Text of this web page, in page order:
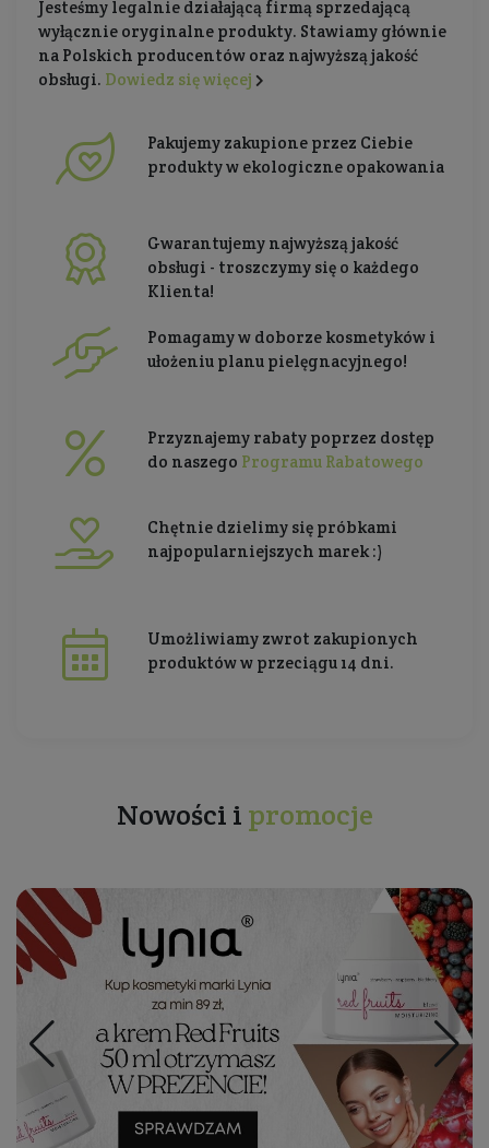
Jesteśmy legalnie działającą firmą sprzedającą
wyłącznie oryginalne produkty. Stawiamy głównie
na Polskich producentów oraz najwyższą jakość
obsługi. Dowiedz się więcej
Pakujemy zakupione przez Ciebie
produkty w ekologiczne opakowania
Gwarantujemy najwyższą jakość
obsługi - troszczymy się o każdego
Klienta!
Pomagamy w doborze kosmetyków i
ułożeniu planu pielęgnacyjnego!
Przyznajemy rabaty poprzez dostęp
do naszego Programu Rabatowego
Chętnie dzielimy się próbkami
najpopularniejszych marek :)
Umożliwiamy zwrot zakupionych
produktów w przeciągu 14 dni.
Nowości i promocje